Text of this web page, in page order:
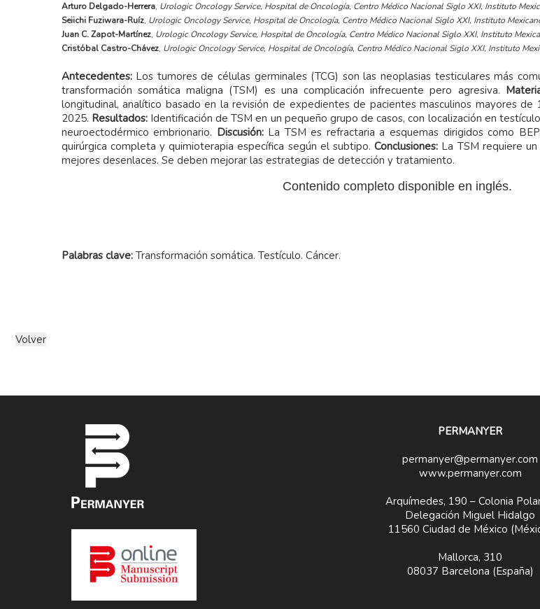
Arturo Delgado-Herrera, Urologic Oncology Service, Hospital de Oncología, Centro Médico Nacional Siglo XXI, Instituto
Seiichi Fuziwara-Ruíz, Urologic Oncology Service, Hospital de Oncología, Centro Médico Nacional Siglo XXI, Instituto
Juan C. Zapot-Martínez, Urologic Oncology Service, Hospital de Oncología, Centro Médico Nacional Siglo XXI, Instituto
Cristóbal Castro-Chávez, Urologic Oncology Service, Hospital de Oncología, Centro Médico Nacional Siglo XXI, Instituto
Antecedentes: Los tumores de células germinales (TCG) son las neoplasias testiculares más
transformación somática maligna (TSM) es una complicación infrecuente pero agresiva.
longitudinal, analítico basado en la revisión de expedientes de pacientes masculinos mayores
2025. Resultados:Identificación de TSM en un pequeño grupo de casos, con localización en
neuroectodérmico embrionario. Discusión: La TSM es refractaria a esquemas dirigidos como
quirúrgica completa y quimioterapia específica según el subtipo.Conclusiones: La TSM requiere
mejores desenlaces. Se deben mejorar las estrategias de detección y tratamiento.
Contenido completo disponible en inglés.
Palabras clave: Transformación somática. Testículo. Cáncer.
PERMANYER
permanyer@permanyer.com
www.permanyer.com
Arquímedes, 190 – Colonia
Delegación Miguel Hidalgo
11560 Ciudad de México
Mallorca, 310
08037 Barcelona (España)